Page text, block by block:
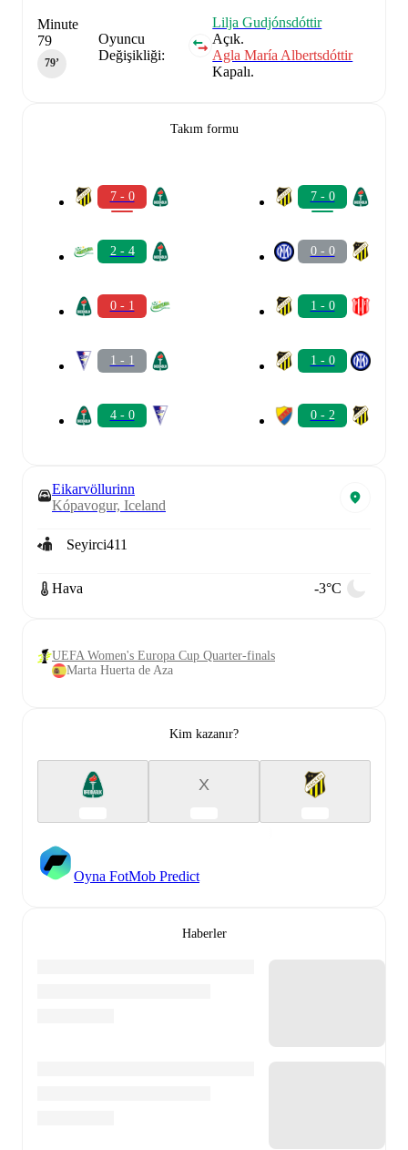
Oyuncu
Değişikliği:
Lilja Gudjónsdóttir
Açık.
Agla María Albertsdóttir
Kapalı.
Minute
79
79‎’‎
Takım formu
7 - 0
2 - 4
0 - 1
1 - 1
4 - 0
7 - 0
0 - 0
1 - 0
1 - 0
0 - 2
Eikarvöllurinn
Kópavogur, Iceland
Seyirci411
Hava -3°C
UEFA Women's Europa Cup Quarter-finals
Marta Huerta de Aza
Kim kazanır?
X
Oyna FotMob Predict
Haberler